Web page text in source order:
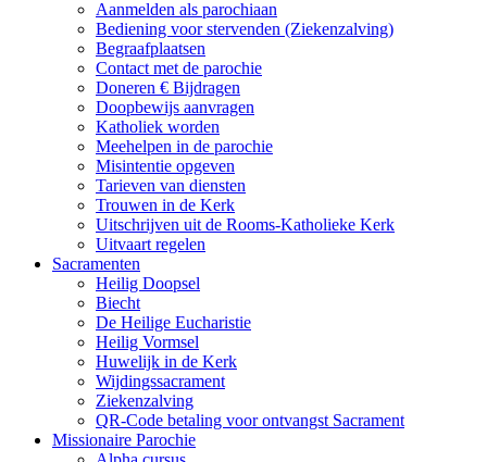
Aanmelden als parochiaan
Bediening voor stervenden (Ziekenzalving)
Begraafplaatsen
Contact met de parochie
Doneren € Bijdragen
Doopbewijs aanvragen
Katholiek worden
Meehelpen in de parochie
Misintentie opgeven
Tarieven van diensten
Trouwen in de Kerk
Uitschrijven uit de Rooms-Katholieke Kerk
Uitvaart regelen
Sacramenten
Heilig Doopsel
Biecht
De Heilige Eucharistie
Heilig Vormsel
Huwelijk in de Kerk
Wijdingssacrament
Ziekenzalving
QR-Code betaling voor ontvangst Sacrament
Missionaire Parochie